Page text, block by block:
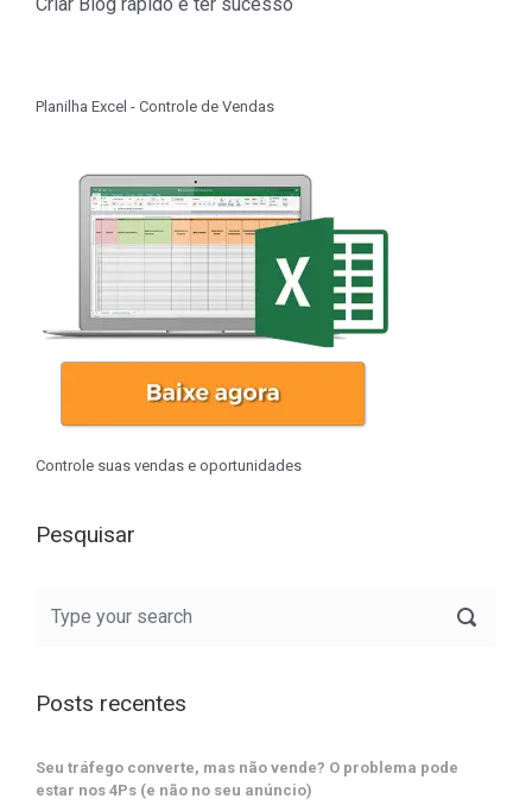
Planilha Excel - Controle de Vendas
Controle suas vendas e oportunidades
Pesquisar
Posts recentes
Seu tráfego converte, mas não vende? O problema pode
estar nos 4Ps (e não no seu anúncio)